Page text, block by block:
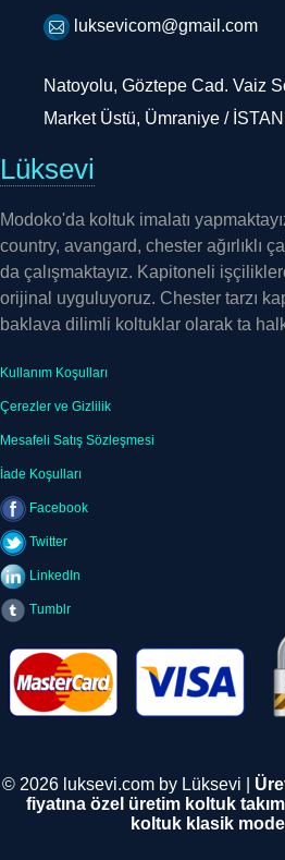
luksevicom@gmail.com
Natoyolu, Göztepe Cad. Vaiz
Market Üstü, Ümraniye /
Lüksevi
Modoko'da koltuk imalatı
country, avangard, chester ağırlıklı
da çalışmaktayız. Kapitoneli
orijinal uyguluyoruz. Chester tarzı
baklava dilimli koltuklar olarak ta
Kullanım Koşulları
Çerezler ve Gizlilik
Mesafeli Satış Sözleşmesi
İade Koşulları
Facebook
Twitter
LinkedIn
Tumblr
© 2026 luksevi.com by Lüksevi |
fiyatına özel üretim koltuk
koltuk klasik